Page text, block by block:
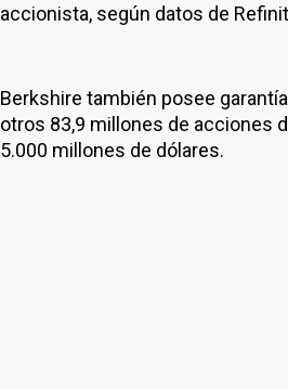
accionista, según datos de
Berkshire también posee
otros 83,9 millones de acciones
5.000 millones de dólares.